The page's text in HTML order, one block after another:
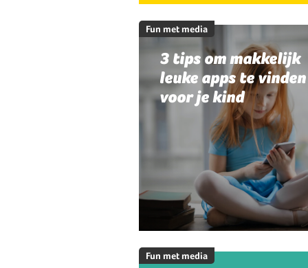
Fun met media
3 tips om makkelijk
leuke apps te vinden
voor je kind
Fun met media